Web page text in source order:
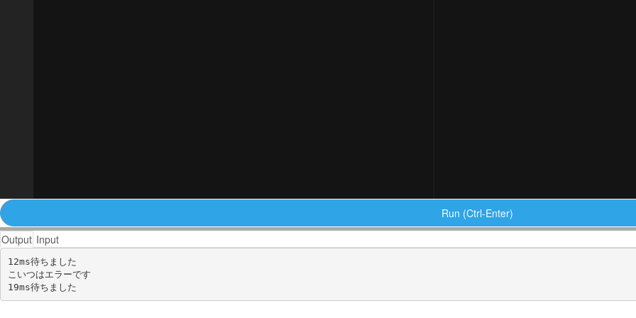
Run (Ctrl-Enter)
Output Input
12ms待ちました
こいつはエラーです